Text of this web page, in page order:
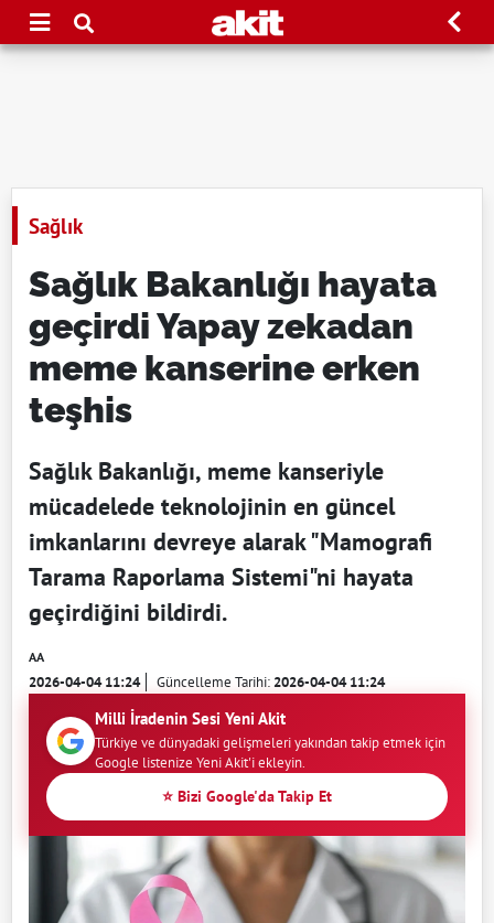
Sağlık
Sağlık Bakanlığı hayata
geçirdi Yapay zekadan
meme kanserine erken
teşhis
Sağlık Bakanlığı, meme kanseriyle
mücadelede teknolojinin en güncel
imkanlarını devreye alarak "Mamografi
Tarama Raporlama Sistemi"ni hayata
geçirdiğini bildirdi.
AA
2026-04-04 11:24 Güncelleme Tarihi:2026-04-04 11:24
Milli İradenin Sesi Yeni Akit
Türkiye ve dünyadaki gelişmeleri yakından takip etmek için
Google listenize Yeni Akit'i ekleyin.
⭐ Bizi Google'da Takip Et